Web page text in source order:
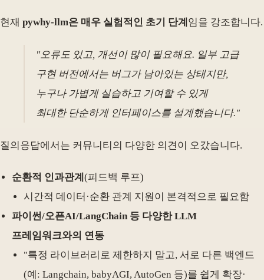
현재 pywhy-llm은 매우 실험적인 초기 단계 임을 강조합니다.
"오류도 있고, 개선이 많이 필요해요. 일부 고급
구현 버전에서는 버그가 남아있는 상태지만,
누구나 가볍게 실습하고 기여할 수 있게
최대한 단순하게 인터페이스를 설계했습니다."
질의응답에서는 커뮤니티의 다양한 의견이 오갔습니다.
순환적 인과관계 (피드백 루프)
시간적 데이터·순환 관계 지원이 본격적으로 필요함
파이썬/오픈AI/LangChain 등 다양한 LLM
프레임워크와의 연동
"특정 라이브러리로 제한하지 말고, 서로 다른 백엔드
(예: Langchain, babyAGI, AutoGen 등)를 쉽게 확장·